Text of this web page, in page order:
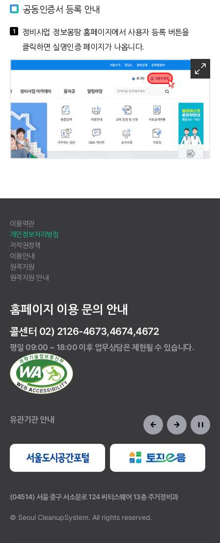
공동인증서 등록 안내
1
정비사업 정보몽땅 홈페이지에서 사용자 등록 버튼을
클릭하면 실명인증 페이지가 나옵니다.
이용약관
개인정보처리방침
저작권정책
이용안내
원격지원
원격지원 안내
홈페이지 이용 문의 안내
콜센터 02) 2126-4673,4674,4672
평일 09:00 ~ 18:00 이후 업무상담은 제한될 수 있습니다.
유관기관 안내
(04514) 서울 중구 서소문로 124 씨티스퀘어 13층 주거정비과
© Seoul CleanupSystem. All rights reserved.